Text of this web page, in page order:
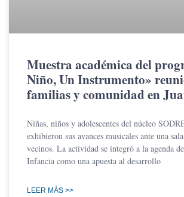
Muestra académica del
Niño, Un Instrumento»
familias y comunidad en
Niñas, niños y adolescentes del núcleo
exhibieron sus avances musicales ante una
vecinos. La actividad se integró a la agenda
Infancia como una apuesta al desarrollo
LEER MÁS >>